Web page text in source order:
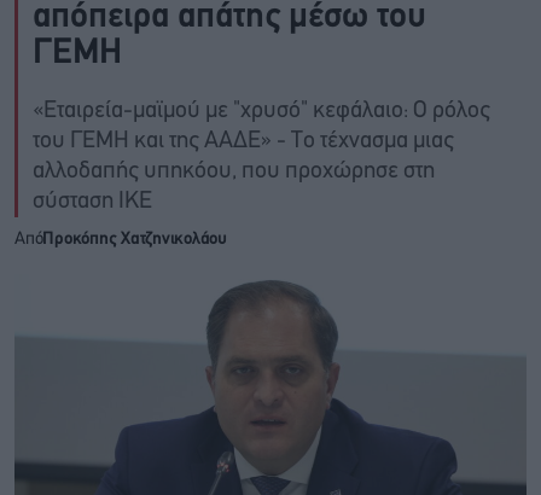
απόπειρα απάτης μέσω του
ΓΕΜΗ
«Εταιρεία-μαϊμού με "χρυσό" κεφάλαιο: Ο ρόλος
του ΓΕΜΗ και της ΑΑΔΕ» - Το τέχνασμα μιας
αλλοδαπής υπηκόου, που προχώρησε στη
σύσταση ΙΚΕ
ΑπόΠροκόπης Χατζηνικολάου